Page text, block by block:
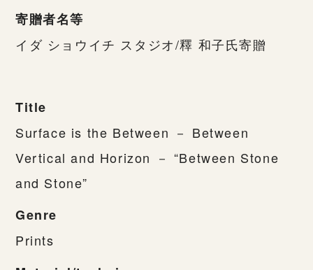
寄贈者名等
イダ ショウイチ スタジオ/釋 和子氏寄贈
Title
Surface is the Between － Between
Vertical and Horizon － “Between Stone
and Stone”
Genre
Prints